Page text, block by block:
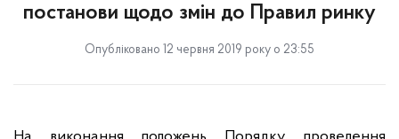
постанови щодо змін до Правил ринку
Опубліковано 12 червня 2019 року о 23:55